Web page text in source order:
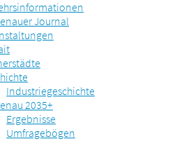
Journal
Industriegeschichte
2035+
Ergebnisse
Umfragebögen